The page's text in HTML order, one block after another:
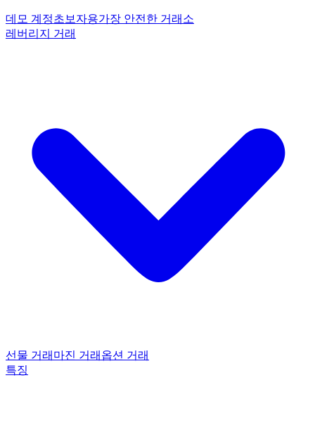
데모 계정초보자용가장 안전한 거래소
레버리지 거래
선물 거래 마진 거래 옵션 거래
특징